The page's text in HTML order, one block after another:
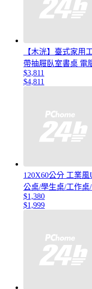
【木洸】臺式家用
帶抽屜臥室書桌 電
$3,811
$4,811
120X60公分 工業
公桌/學生桌/工作桌
$1,380
$1,999